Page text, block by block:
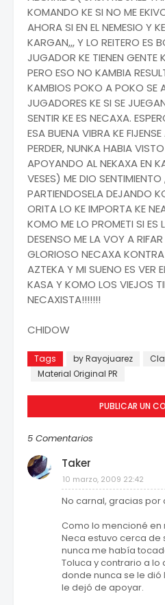
KOMANDO KE SI NO ME
AHORA SI EN EL NEMESIO Y
KARGAN,,, Y LO REITERO ES
JUGADOR KE TIENEN GENTE
PERO ESO NO KAMBIA
KAMBIOS POKO A POKO SE
JUGADORES KE SI SE
SENTIR KE ES NECAXA.
ESA BUENA VIBRA KE
PERDER, NUNKA HABIA
APOYANDO AL NEKAXA EN
VESES) ME DIO
PARTIENDOSELA DEJANDO
ORITA LO KE IMPORTA KE
KOMO ME LO PROMETI SI ES
DESENSO ME LA VOY A
GLORIOSO NECAXA KONTRA
AZTEKA Y MI SUENO ES VER
KASA Y KOMO LOS VIEJOS
NECAXISTA!!!!!!!
CHIDOW
Tags by Rayojuarez
Material Original PR
PUBLICAR UN
5 Comentarios
Taker
10 marzo, 2009 22:42
No carnal, gracias por
Como lo mencioné en
Neca estuvo cerca de
nunca me había
Toluca y contrario a
donde nunca se le
le dejó de apoyar.